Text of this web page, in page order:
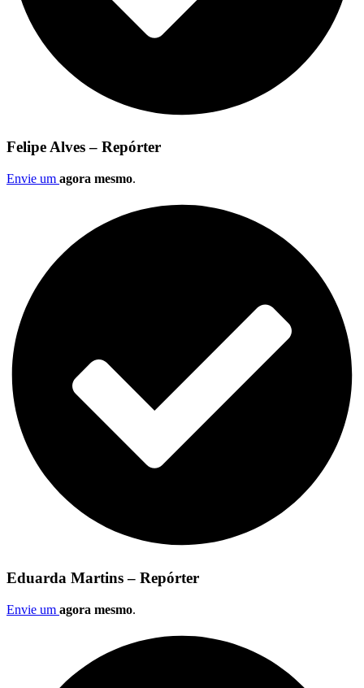
Felipe Alves – Repórter
Envie um agora mesmo.
Eduarda Martins – Repórter
Envie um agora mesmo.